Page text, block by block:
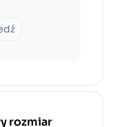
rozmiar